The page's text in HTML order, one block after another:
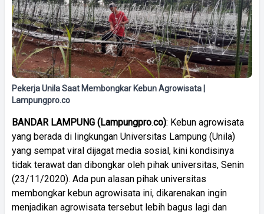
Pekerja Unila Saat Membongkar Kebun Agrowisata |
Lampungpro.co
BANDAR LAMPUNG (Lampungpro.co): Kebun agrowisata
yang berada di lingkungan Universitas Lampung (Unila)
yang sempat viral dijagat media sosial, kini kondisinya
tidak terawat dan dibongkar oleh pihak universitas, Senin
(23/11/2020). Ada pun alasan pihak universitas
membongkar kebun agrowisata ini, dikarenakan ingin
menjadikan agrowisata tersebut lebih bagus lagi dan